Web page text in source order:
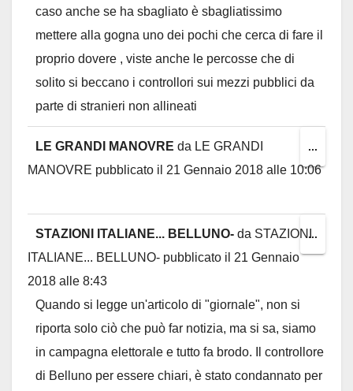
caso anche se ha sbagliato è sbagliatissimo
mettere alla gogna uno dei pochi che cerca di fare il
proprio dovere , viste anche le percosse che di
solito si beccano i controllori sui mezzi pubblici da
parte di stranieri non allineati
LE GRANDI MANOVRE da LE GRANDI
MANOVRE pubblicato il 21 Gennaio 2018 alle 10:06
...
this
STAZIONI ITALIANE... BELLUNO- da STAZIONI
ITALIANE... BELLUNO- pubblicato il 21 Gennaio
2018 alle 8:43
Quando si legge un'articolo di "giornale", non si
riporta solo ciò che può far notizia, ma si sa, siamo
in campagna elettorale e tutto fa brodo. Il controllore
di Belluno per essere chiari, è stato condannato per
...
this